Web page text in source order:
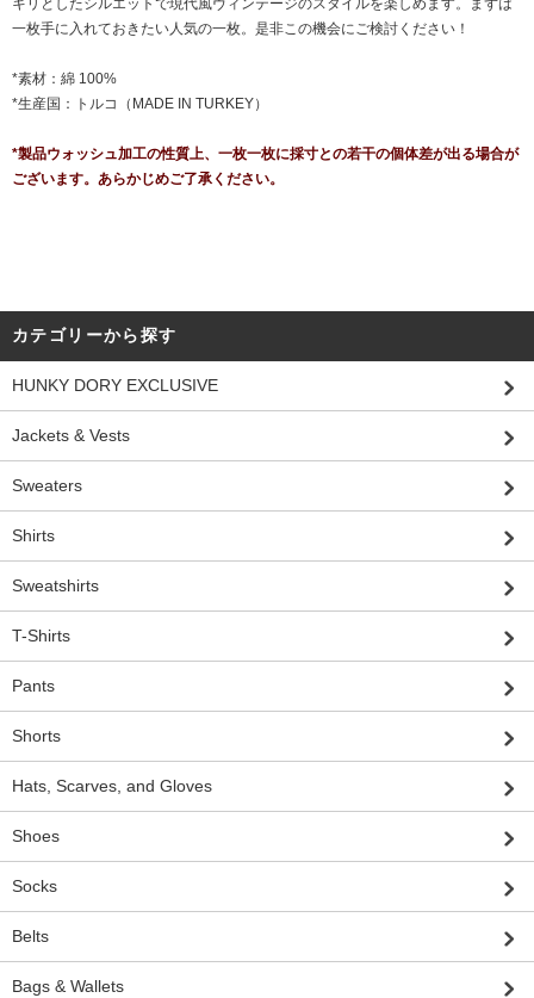
一枚手に入れておきたい人気の一枚。是非この機会にご検討ください！
*素材：綿 100%
*生産国：トルコ（MADE IN TURKEY）
*製品ウォッシュ加工の性質上、一枚一枚に採寸との若干の個体差が出る場合が
ございます。あらかじめご了承ください。
カテゴリーから探す
HUNKY DORY EXCLUSIVE
Jackets & Vests
Sweaters
Shirts
Sweatshirts
T-Shirts
Pants
Shorts
Hats, Scarves, and Gloves
Shoes
Socks
Belts
Bags & Wallets